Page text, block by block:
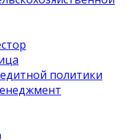
политики